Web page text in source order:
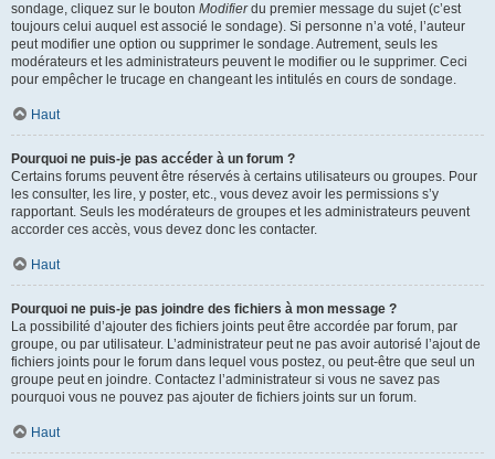
sondage, cliquez sur le bouton Modifierdu premier message du sujet (c’est
toujours celui auquel est associé le sondage). Si personne n’a voté, l’auteur
peut modifier une option ou supprimer le sondage. Autrement, seuls les
modérateurs et les administrateurs peuvent le modifier ou le supprimer. Ceci
pour empêcher le trucage en changeant les intitulés en cours de sondage.
Haut
Pourquoi ne puis-je pas accéder à un forum ?
Certains forums peuvent être réservés à certains utilisateurs ou groupes. Pour
les consulter, les lire, y poster, etc., vous devez avoir les permissions s’y
rapportant. Seuls les modérateurs de groupes et les administrateurs peuvent
accorder ces accès, vous devez donc les contacter.
Haut
Pourquoi ne puis-je pas joindre des fichiers à mon message ?
La possibilité d’ajouter des fichiers joints peut être accordée par forum, par
groupe, ou par utilisateur. L’administrateur peut ne pas avoir autorisé l’ajout de
fichiers joints pour le forum dans lequel vous postez, ou peut-être que seul un
groupe peut en joindre. Contactez l’administrateur si vous ne savez pas
pourquoi vous ne pouvez pas ajouter de fichiers joints sur un forum.
Haut